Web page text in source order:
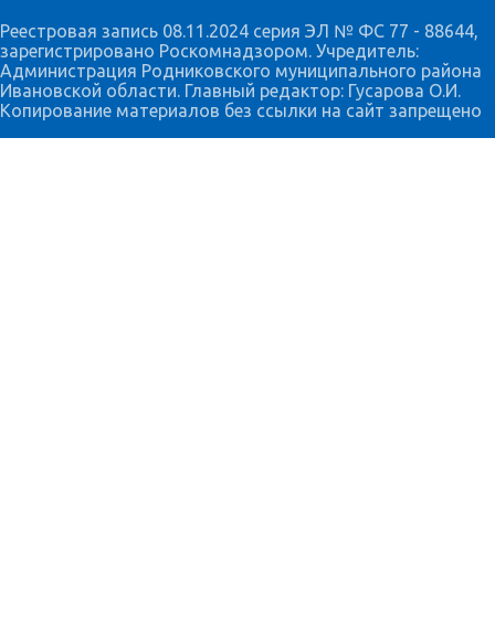
Реестровая запись 08.11.2024 серия ЭЛ № ФС 77 - 88644,
зарегистрировано Роскомнадзором. Учредитель:
Администрация Родниковского муниципального района
Ивановской области. Главный редактор: Гусарова О.И.
Копирование материалов без ссылки на сайт запрещено